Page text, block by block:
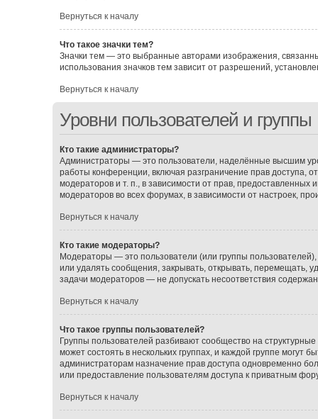
Вернуться к началу
Что такое значки тем?
Значки тем — это выбранные авторами изображения,
использования значков тем зависит от разрешений,
Вернуться к началу
Уровни пользователей и группы
Кто такие администраторы?
Администраторы — это пользователи, наделённые высшим
работы конференции, включая разграничение прав доступа,
модераторов и т. п., в зависимости от прав,
модераторов во всех форумах, в зависимости от настроек,
Вернуться к началу
Кто такие модераторы?
Модераторы — это пользователи (или группы
или удалять сообщения, закрывать, открывать, перемещать,
задачи модераторов — не допускать несоответствия
Вернуться к началу
Что такое группы пользователей?
Группы пользователей разбивают сообщество на
может состоять в нескольких группах, и каждой группе могут
администраторам назначение прав доступа одновременно
или предоставление пользователям доступа к приватным
Вернуться к началу